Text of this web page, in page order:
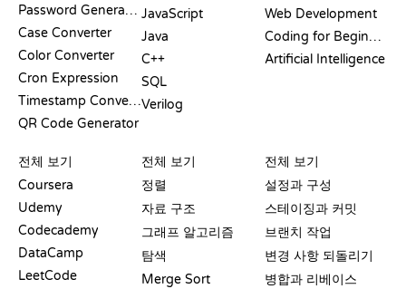
Password Generator
Case Converter
Color Converter
Cron Expression
Timestamp Converter
QR Code Generator
JavaScript
Java
C++
SQL
Verilog
Web Development
Coding for Beginners
Artificial Intelligence
전체 보기
Coursera
Udemy
Codecademy
DataCamp
LeetCode
전체 보기
정렬
자료 구조
그래프 알고리즘
탐색
Merge Sort
전체 보기
설정과 구성
스테이징과 커밋
브랜치 작업
변경 사항 되돌리기
병합과 리베이스